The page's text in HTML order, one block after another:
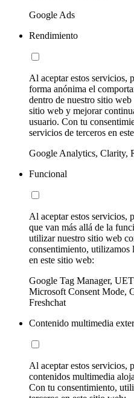
Google Ads
Rendimiento
Al aceptar estos servicios,
forma anónima el
dentro de nuestro sitio
sitio web y mejorar
usuario. Con tu
servicios de terceros en
Google Analytics, Clarity,
Funcional
Al aceptar estos servicios,
que van más allá de la
utilizar nuestro sitio web
consentimiento, utilizamos
en este sitio web:
Google Tag Manager,
Microsoft Consent Mode,
Freshchat
Contenido multimedia
Al aceptar estos servicios,
contenidos multimedia
Con tu consentimiento,